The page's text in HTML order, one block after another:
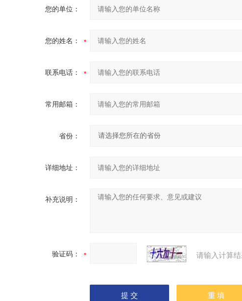
您的单位：
您的姓名：
联系电话：
常用邮箱：
省份：
详细地址：
补充说明：
验证码： 请输入计算